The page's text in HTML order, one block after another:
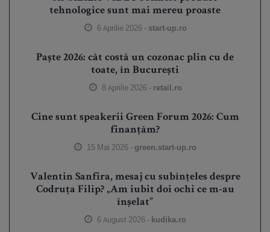
tehnologice sunt mai mereu proaste
6 Aprilie 2026 - start-up.ro
Paște 2026: cât costă un cozonac plin cu de
toate, în București
8 Aprilie 2026 - retail.ro
Cine sunt speakerii Green Forum 2026: Cum
finanțăm?
15 Mai 2026 - green.start-up.ro
Valentin Sanfira, mesaj cu subînțeles despre
Codruța Filip? „Am iubit doi ochi ce m-au
înșelat”
6 August 2026 - kudika.ro